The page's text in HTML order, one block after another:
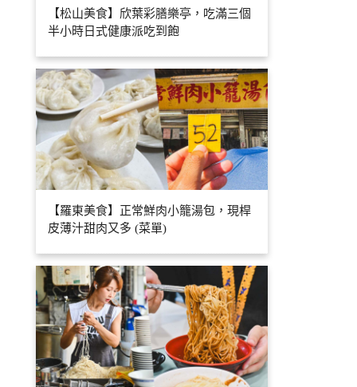
【松山美食】欣葉彩膳樂亭，吃滿三個
半小時日式健康派吃到飽
【羅東美食】正常鮮肉小籠湯包，現桿
皮薄汁甜肉又多 (菜單)